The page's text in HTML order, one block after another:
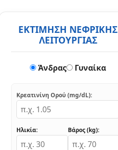
ΕΚΤΙΜΗΣΗ ΝΕΦΡΙΚΗΣ
ΛΕΙΤΟΥΡΓΙΑΣ
Άνδρας Γυναίκα
Κρεατινίνη Ορού (mg/dL):
Ηλικία: Βάρος (kg):